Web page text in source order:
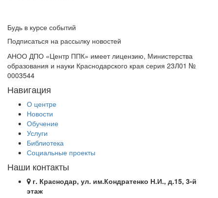
Будь в курсе событий
Подписаться на рассылку новостей
АНОО ДПО «Центр ППК» имеет лицензию, Министерства
образования и науки Краснодарского края серия 23Л01 №
0003544
Навигация
О центре
Новости
Обучение
Услуги
Библиотека
Социальные проекты
Наши контакты
г. Краснодар, ул. им.Кондратенко Н.И., д.15, 3-й
этаж